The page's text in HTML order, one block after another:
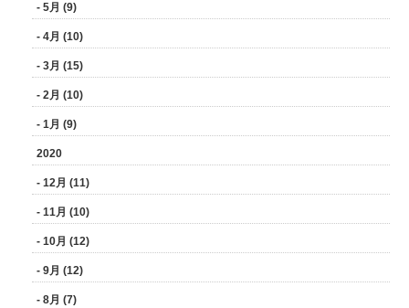
- 5月 (9)
- 4月 (10)
- 3月 (15)
- 2月 (10)
- 1月 (9)
2020
- 12月 (11)
- 11月 (10)
- 10月 (12)
- 9月 (12)
- 8月 (7)